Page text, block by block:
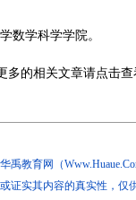
学科学学院。
多的相关文章请点击查
教育网（
证实其内容的真实性，仅